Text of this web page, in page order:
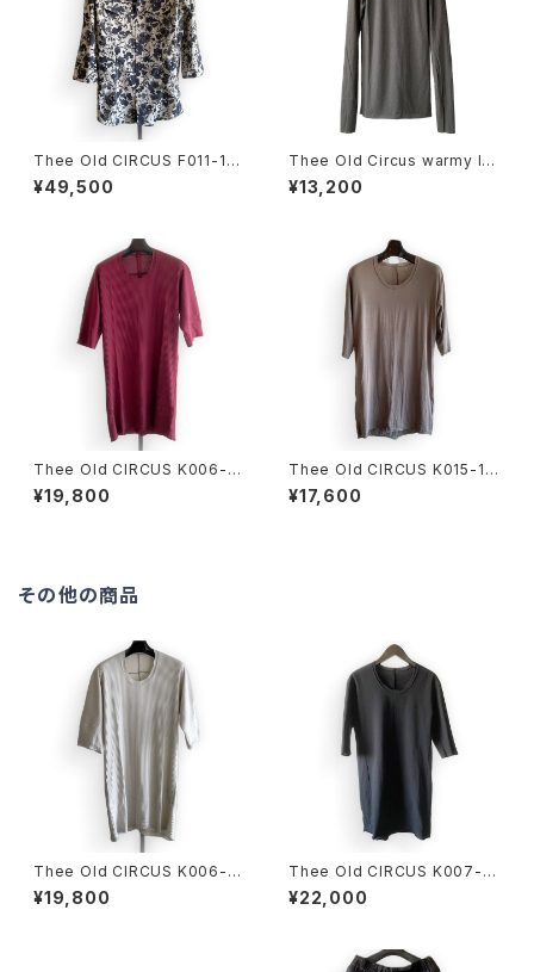
Thee Old CIRCUS F011-191
2 TQ SLEEVE SHIRT
¥49,500
Thee Old Circus warmy lo
ng sleeve DUST KHAKI
CLOVER別注カラー
¥13,200
Thee Old CIRCUS K006-10
10 Ultima One Peace HALF
SLEEVE DUST BLOOD
¥19,800
Thee Old CIRCUS K015-10
61 U NECK HALF SLEEVE
DUST CHARCOAL
¥17,600
その他の商品
Thee Old CIRCUS K006-10
10 Ultima One Peace HALF
SLEEVE DUST ICE
¥19,800
Thee Old CIRCUS K007-10
12 DUST BLACK
¥22,000